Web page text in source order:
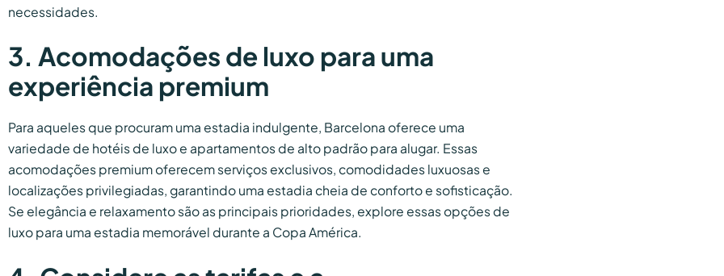
necessidades.
3. Acomodações de luxo para uma
experiência premium
Para aqueles que procuram uma estadia indulgente, Barcelona oferece uma
variedade de hotéis de luxo e apartamentos de alto padrão para alugar. Essas
acomodações premium oferecem serviços exclusivos, comodidades luxuosas e
localizações privilegiadas, garantindo uma estadia cheia de conforto e sofisticação.
Se elegância e relaxamento são as principais prioridades, explore essas opções de
luxo para uma estadia memorável durante a Copa América.